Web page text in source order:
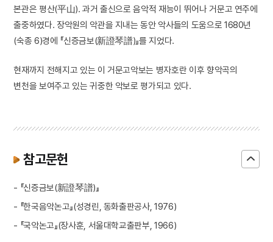
본관은 평산(平山). 과거 출신으로 음악적 재능이 뛰어나 거문고 연주에
출중하였다. 장악원의 악관을 지내는 동안 악사들의 도움으로 1680년
(숙종 6)경에 『신증금보(新證琴譜)』를 지었다.
현재까지 전해지고 있는 이 거문고악보는 병자호란 이후 향악곡의
변천을 보여주고 있는 귀중한 악보로 평가되고 있다.
참고문헌
- 『신증금보(新證琴譜)』
- 『한국음악논고』(성경린, 동화출판공사, 1976)
- 『국악논고』(장사훈, 서울대학교출판부, 1966)